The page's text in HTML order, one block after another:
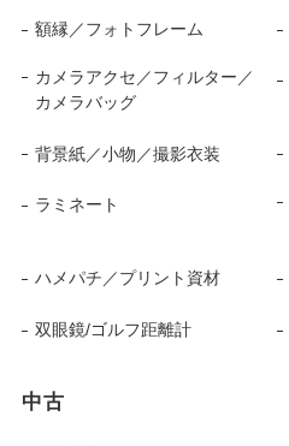
額縁／フォトフレーム
カメラアクセ／フィルター／
カメラバッグ
背景紙／小物／撮影衣装
ラミネート
ハメパチ／プリント資材
双眼鏡/ゴルフ距離計
中古